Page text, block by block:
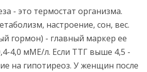
- это термостат организма.
настроение, сон, вес.
гормон) - главный маркер ее
4,0 мМЕ/л. Если ТТГ выше 4,5 -
на гипотиреоз. У женщин после